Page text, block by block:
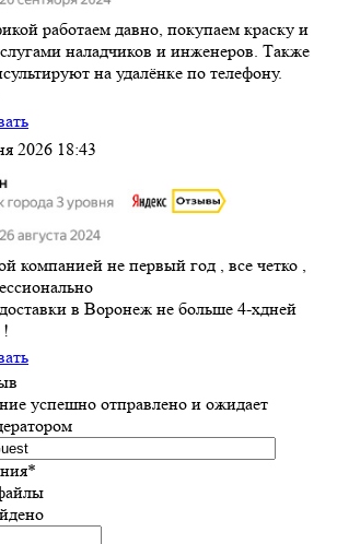
работаем давно, покупаем краску и
наладчиков и инженеров. Также
на удалёнке по телефону.
2026 18:43
компанией не первый год , все четко ,
в Воронеж не больше 4-хдней
успешно отправлено и ожидает
*